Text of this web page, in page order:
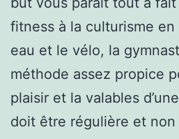
fitness à la culturisme en
eau et le vélo, la
méthode assez propice
plaisir et la valables
doit être régulière et